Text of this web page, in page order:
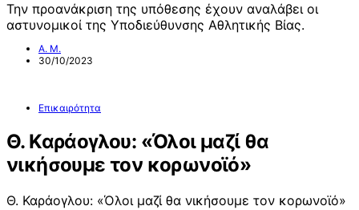
Την προανάκριση της υπόθεσης έχουν αναλάβει οι
αστυνομικοί της Υποδιεύθυνσης Αθλητικής Βίας.
Α. Μ.
30/10/2023
Επικαιρότητα
Θ. Καράογλου: «Όλοι μαζί θα
νικήσουμε τον κορωνοϊό»
Θ. Καράογλου: «Όλοι μαζί θα νικήσουμε τον κορωνοϊό»